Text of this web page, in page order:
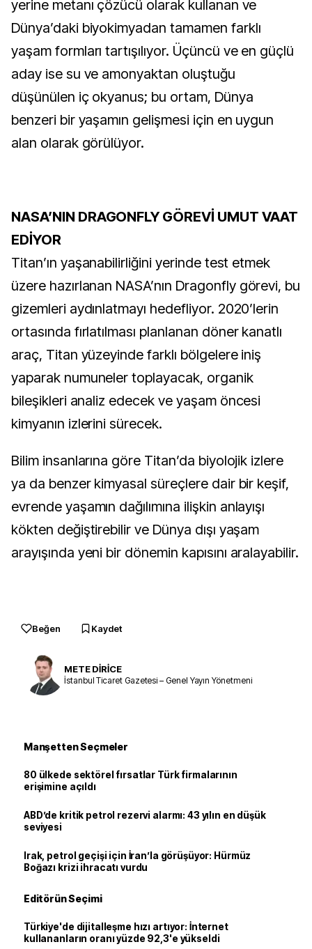
yerine metanı çözücü olarak kullanan ve
Dünya’daki biyokimyadan tamamen farklı
yaşam formları tartışılıyor. Üçüncü ve en güçlü
aday ise su ve amonyaktan oluştuğu
düşünülen iç okyanus; bu ortam, Dünya
benzeri bir yaşamın gelişmesi için en uygun
alan olarak görülüyor.
NASA’NIN DRAGONFLY GÖREVİ UMUT VAAT
EDİYOR
Titan’ın yaşanabilirliğini yerinde test etmek
üzere hazırlanan NASA’nın Dragonfly görevi, bu
gizemleri aydınlatmayı hedefliyor. 2020’lerin
ortasında fırlatılması planlanan döner kanatlı
araç, Titan yüzeyinde farklı bölgelere iniş
yaparak numuneler toplayacak, organik
bileşikleri analiz edecek ve yaşam öncesi
kimyanın izlerini sürecek.
Bilim insanlarına göre Titan’da biyolojik izlere
ya da benzer kimyasal süreçlere dair bir keşif,
evrende yaşamın dağılımına ilişkin anlayışı
kökten değiştirebilir ve Dünya dışı yaşam
arayışında yeni bir dönemin kapısını aralayabilir.
Beğen Kaydet
METE DİRİCE
İstanbul Ticaret Gazetesi – Genel Yayın Yönetmeni
Manşetten Seçmeler
80 ülkede sektörel fırsatlar Türk firmalarının
erişimine açıldı
ABD’de kritik petrol rezervi alarmı: 43 yılın en düşük
seviyesi
Irak, petrol geçişi için İran’la görüşüyor: Hürmüz
Boğazı krizi ihracatı vurdu
Editörün Seçimi
Türkiye'de dijitalleşme hızı artıyor: İnternet
kullananların oranı yüzde 92,3'e yükseldi